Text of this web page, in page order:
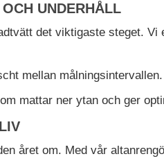
UNDERHÅLL
det viktigaste steget.
mellan målningsintervallen.
mattar ner ytan och ger
året om. Med vår